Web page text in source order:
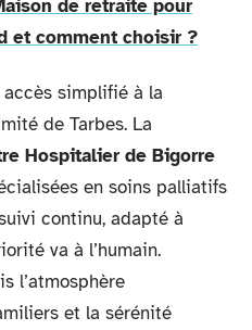
de retraite pour
et comment choisir ?
accès simplifié à la
de Tarbes. La
Hospitalier de Bigorre
en soins palliatifs
continu, adapté à
va à l’humain.
l’atmosphère
et la sérénité